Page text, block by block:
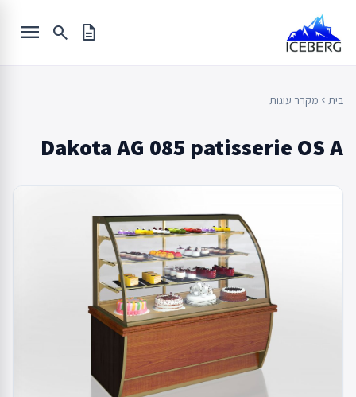
content
description
search
menu
בית chevron_left מקרר עוגות
Dakota AG 085 patisserie OS A